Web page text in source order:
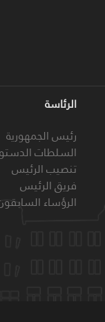
الرئاسة
رئيس الجمهورية
السلطات
تنصيب الرئيس
فريق الرئيس
الرؤساء